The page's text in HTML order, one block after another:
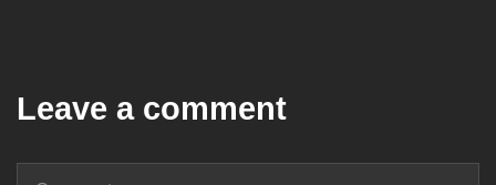
Leave a comment